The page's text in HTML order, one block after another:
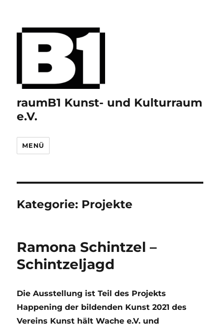
raumB1 Kunst- und Kulturraum
e.V.
MENÜ
Kategorie: Projekte
Ramona Schintzel –
Schintzeljagd
Die Ausstellung ist Teil des Projekts
Happening der bildenden Kunst 2021 des
Vereins Kunst hält Wache e.V. und